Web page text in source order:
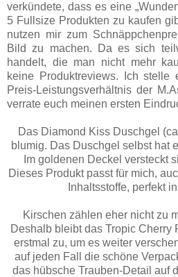
verkündete, dass es eine
5 Fullsize Produkten zu kaufen
nutzen mir zum
Bild zu machen. Da es sich
handelt, die man nicht mehr
keine Produktreviews. Ich
Preis-Leistungsverhältnis der
verrate euch meinen ersten
Das Diamond Kiss Duschgel
blumig. Das Duschgel selbst hat
Im goldenen Deckel versteckt
Dieses Produkt passt für mich,
Inhaltsstoffe, perfekt
Kirschen zählen eher nicht zu
Deshalb bleibt das Tropic Cherry
erstmal zu, um es weiter
auf jeden Fall die schöne
das hübsche Trauben-Detail auf